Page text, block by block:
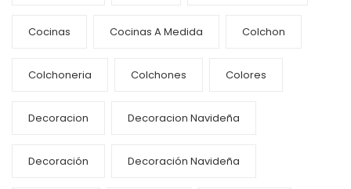
Cocinas Cocinas A Medida Colchon
Colchoneria Colchones Colores
Decoracion Decoracion Navideña
Decoración Decoración Navideña